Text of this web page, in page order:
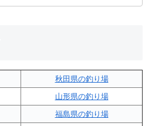
秋田県の釣り場
山形県の釣り場
福島県の釣り場